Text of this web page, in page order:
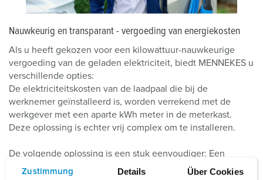
Zustimmung Details Über Cookies
Nauwkeurig en transparant - vergoeding van energiekosten
Als u heeft gekozen voor een kilowattuur-nauwkeurige
vergoeding van de geladen elektriciteit, biedt MENNEKES u
verschillende opties:
De elektriciteitskosten van de laadpaal die bij de
werknemer geïnstalleerd is, worden verrekend met de
werkgever met een aparte kWh meter in de meterkast.
Deze oplossing is echter vrij complex om te installeren.
De volgende oplossing is een stuk eenvoudiger: Een
digitaal overzicht van de laadsessies. De laadpalen